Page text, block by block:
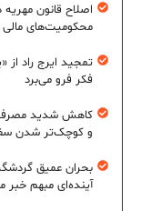
اصلاح قانون
محکومیت‌های
تمجید ایرج راد
فکر فرو می‌برد
کاهش شدید مصرف
و کوچک‌تر شدن
بحران عمیق
آینده‌ای مبهم خبر